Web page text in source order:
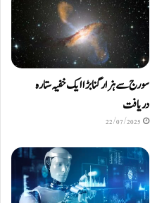
سورج سے ہزار گنا بڑا ایک خفیہ ستارہ
دریافت
22/07/2025